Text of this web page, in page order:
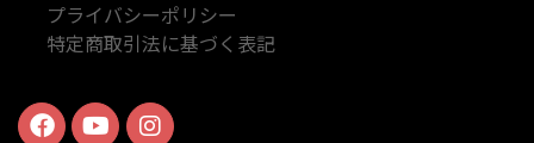
プライバシーポリシー
特定商取引法に基づく表記